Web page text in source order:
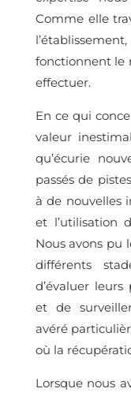
Comme elle
fonctionnent le
effectuer.
En ce qui
valeur
qu’écurie
passés de
à de nouvelles
et l’utilisation
Nous avons pu
différents
d’évaluer
et de
avéré
où la
Lorsque nous